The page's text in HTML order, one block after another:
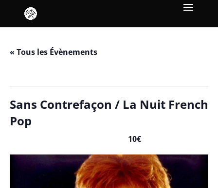
« Tous les Évènements
Sans Contrefaçon / La Nuit French
Pop
10€